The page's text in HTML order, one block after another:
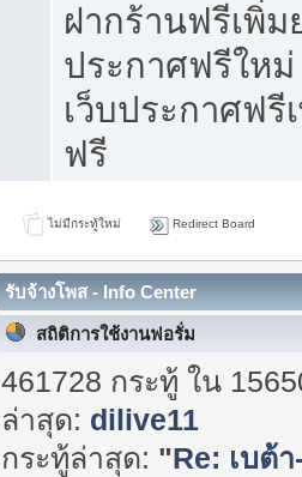
ฝากร้านฟรีเพิ่ม
ประกาศฟรีให
เว็บประกาศฟรี
ฟรี
ไม่มีกระทู้ใหม่ Redirect Board
รับจ้างโพส - Info Center
สถิติการใช้งานฟอรั่ม
461728 กระทู้ ใน
ล่าสุด: dilive11
กระทู้ล่าสุด: "Re: เบต้